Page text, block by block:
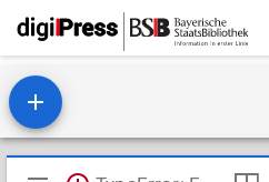
Mirador